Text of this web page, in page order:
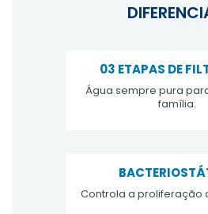
03 ETAPAS DE
Água sempre pura
família.
Controla a proliferação